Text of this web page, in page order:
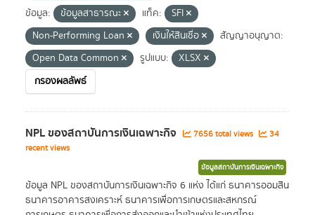
ข้อมูล:
ข้อมูลสาธารณะ แท็ค:
SFI
Non-Performing Loan
เงินให้สินเชื่อ
สัญญาอนุญาต:
Open Data Common
รูปแบบ:
XLSX
กรองผลลัพธ์
NPL ของสถาบันการเงินเฉพาะกิจ 7656 total views
34
recent views
ข้อมูลสถาบันการเงินเฉพาะกิจ
ข้อมูล NPL ของสถาบันการเงินเฉพาะกิจ 6 แห่ง ได้แก่ ธนาคารออมสิน
ธนาคารอาคารสงเคราะห์ ธนาคารเพื่อการเกษตรและสหกรณ์